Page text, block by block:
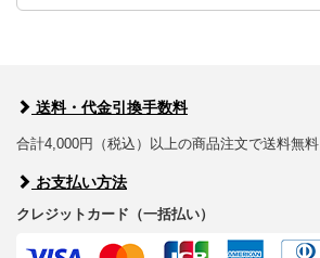
送料・代金引換手数料
合計4,000円（税込）以上の商品注文で送料無料
お支払い方法
クレジットカード（一括払い）